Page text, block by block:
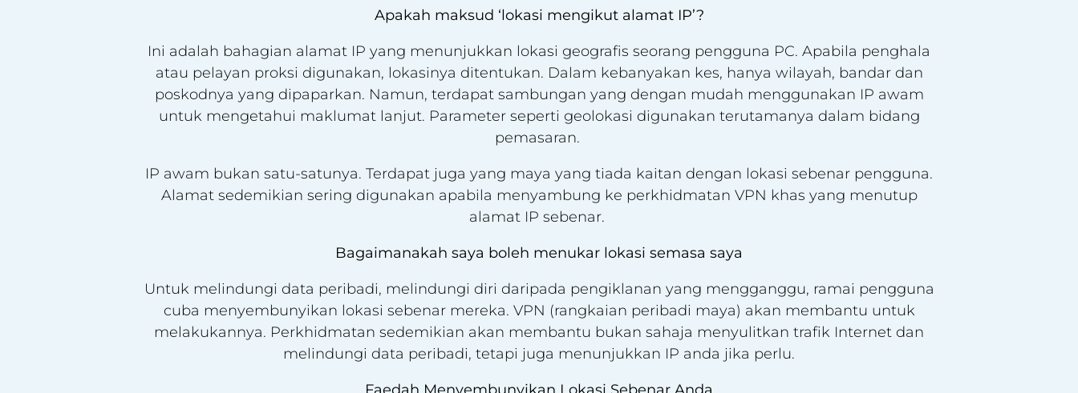
Apakah maksud ‘lokasi mengikut alamat IP’?
Ini adalah bahagian alamat IP yang menunjukkan lokasi geografis seorang pengguna PC. Apabila penghala
atau pelayan proksi digunakan, lokasinya ditentukan. Dalam kebanyakan kes, hanya wilayah, bandar dan
poskodnya yang dipaparkan. Namun, terdapat sambungan yang dengan mudah menggunakan IP awam
untuk mengetahui maklumat lanjut. Parameter seperti geolokasi digunakan terutamanya dalam bidang
pemasaran.
IP awam bukan satu-satunya. Terdapat juga yang maya yang tiada kaitan dengan lokasi sebenar pengguna.
Alamat sedemikian sering digunakan apabila menyambung ke perkhidmatan VPN khas yang menutup
alamat IP sebenar.
Bagaimanakah saya boleh menukar lokasi semasa saya
Untuk melindungi data peribadi, melindungi diri daripada pengiklanan yang mengganggu, ramai pengguna
cuba menyembunyikan lokasi sebenar mereka. VPN (rangkaian peribadi maya) akan membantu untuk
melakukannya. Perkhidmatan sedemikian akan membantu bukan sahaja menyulitkan trafik Internet dan
melindungi data peribadi, tetapi juga menunjukkan IP anda jika perlu.